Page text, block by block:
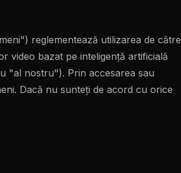
reglementează utilizarea de către
video bazat pe inteligență artificială
"al nostru"). Prin accesarea sau
Dacă nu sunteți de acord cu orice